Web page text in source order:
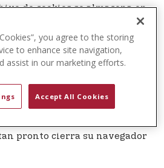
de cookies se almacena en
permite que el Servicio o un
y haga que su próxima visita
le sea más útil.
persistentes permanecen
o dispositivo móvil
pronto cierra su navegador
you agree to the storing
to enhance site navigation,
assist in our marketing efforts.
Accept All Cookies